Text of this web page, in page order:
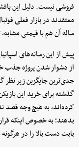
فروشی نیست. دلیل این
ساله آن هم با قیمتی
پیش از این رسانه‌های
از دشوار شدن پروژه جذب
جدی‌ترین جایگزین زیر نظر
کرده‌اند، به هیچ وجه قصد
بابت دست بالا را در